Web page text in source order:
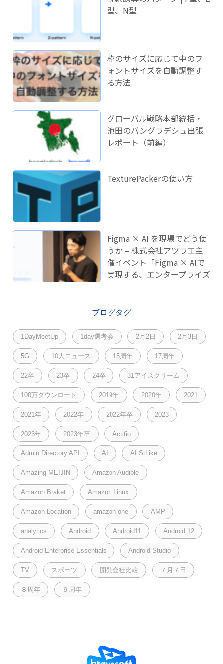
型、N型
枠のサイズに応じて中のフ
ォントサイズを自動調整す
る方法
グローバル戦略本部統括・
池田のバングラデシュ出張
レポート（前編）
TexturePackerの使い方
Figma × AI を現場でどう使
うか – 株式会社アツラエ主
催イベント「Figma × AIで
実現する、エンタープライズ
ブログタグ
1DayMeetUp 1day選考会 2月2日 2月3日
5G 10大ニュース 15周年 17周年
22卒 23卒 24卒 31アイスクリーム
100万ダウンロード 2019年 2020年 2021
2021年 2022年 2022年卒 2023
2023年 2023年卒 Actifio
Admin Directory API AI AI StLike
Amazing MEIJIN Amazon Audible
Amazon Braket Amazon Linux
Amazon Location amazon one AMP
analytics Android Android11 Android 12
Android Enterprise Essentials Android Studio
TV スポーツ 開発会社比較 ７月７日
８周年 ９周年